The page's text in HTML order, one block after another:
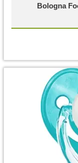
Bologna